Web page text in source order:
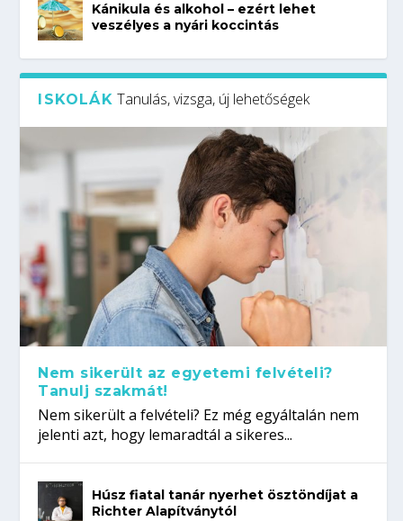
Kánikula és alkohol – ezért lehet
veszélyes a nyári koccintás
ISKOLÁK Tanulás, vizsga, új lehetőségek
Nem sikerült az egyetemi felvételi?
Tanulj szakmát!
Nem sikerült a felvételi? Ez még egyáltalán nem
jelenti azt, hogy lemaradtál a sikeres...
Húsz fiatal tanár nyerhet ösztöndíjat a
Richter Alapítványtól